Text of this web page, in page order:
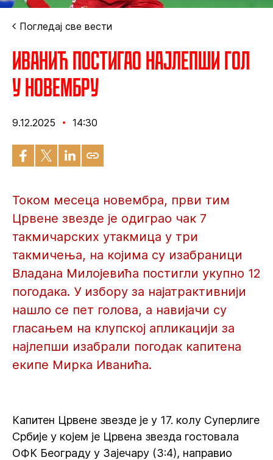
Погледај све вести
Иванић постигао најлепши гол
у новембру
9.12.2025 14:30
Током месеца новембра, први тим
Црвене звезде је одиграо чак 7
такмичарских утакмица у три
такмичења, на којима су изабраници
Владана Милојевића постигли укупно 12
погодака. У избору за најатрактивнији
нашло се пет голова, а навијачи су
гласањем на клупској апликацији за
најлепши изабрали погодак капитена
екипе Мирка Иванића.
Капитен Црвене звезде је у 17. колу Суперлиге
Србије у којем је Црвена звезда гостовала
ОФК Београду у Зајечару (3:4), направио